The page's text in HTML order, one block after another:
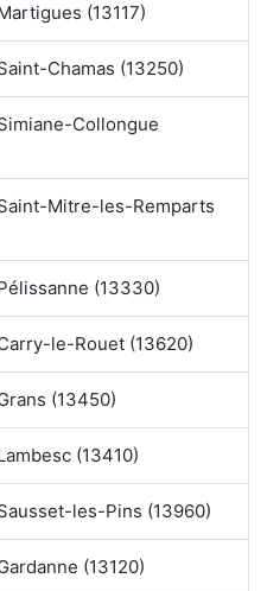
(13117)
Chamas (13250)
Collongue
Mitre-les-Remparts
(13330)
le-Rouet (13620)
(13450)
(13410)
les-Pins (13960)
(13120)